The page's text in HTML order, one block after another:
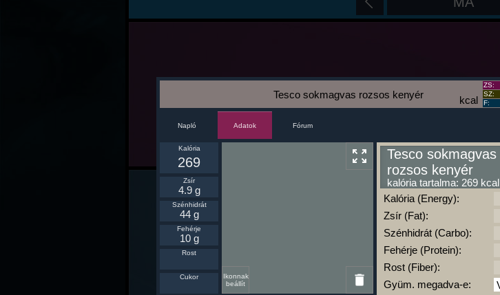
kcal
Tesco sokmagvas rozsos kenyér
ZS:
SZ:
F:
Napló Adatok Fórum
Ikonnak
beállít
Kalória
269
Zsír
4.9 g
Szénhidrát
44 g
Fehérje
10 g
Rost
Cukor
Tesco sokmagvas
rozsos kenyér
kalória tartalma: 269 kcal
Kalória (Energy):
Zsír (Fat):
Szénhidrát (Carbo):
Fehérje (Protein):
Rost (Fiber):
Gyüm. megadva-e: